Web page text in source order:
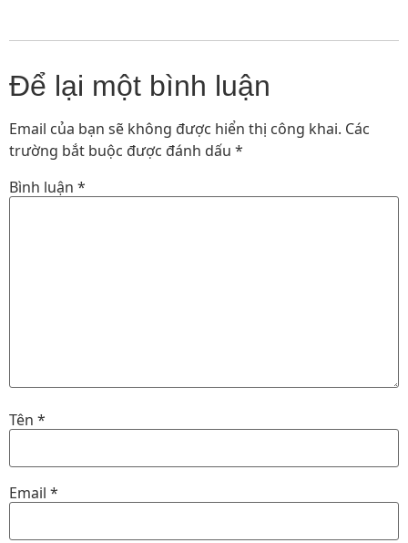
Để lại một bình luận
Email của bạn sẽ không được hiển thị công khai. Các
trường bắt buộc được đánh dấu *
Bình luận *
Tên *
Email *